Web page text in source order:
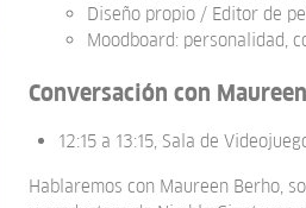
Diseño propio / Editor de
Moodboard: personalidad,
Conversación con
12:15 a 13:15, Sala de
Hablaremos con Maureen Berho,